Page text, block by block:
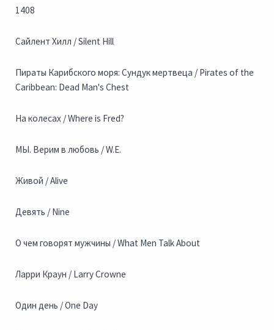
1408
Сайлент Хилл / Silent Hill
Пираты Карибского моря: Сундук мертвеца / Pirates of the
Caribbean: Dead Man's Chest
На колесах / Where is Fred?
МЫ. Верим в любовь / W.E.
Живой / Alive
Девять / Nine
О чем говорят мужчины / What Men Talk About
Ларри Краун / Larry Crowne
Один день / One Day